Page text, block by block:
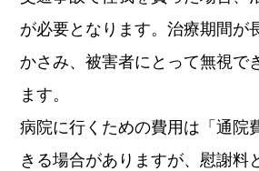
が必要となります。治療期間が
かさみ、被害者にとって無視で
ます。
病院に行くための費用は「通院
きる場合がありますが、慰謝料